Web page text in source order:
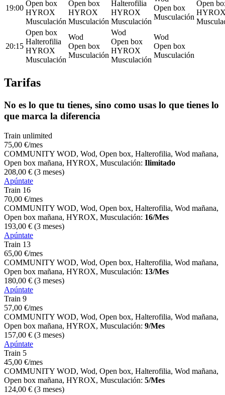
19:00
Open box
HYROX
Musculación
Open box
HYROX
Musculación
Halterofilia
HYROX
Musculación
Open box
Musculación
Open
20:15
Open box
Halterofilia
HYROX
Musculación
Wod
Open box
Musculación
Wod
Open box
HYROX
Musculación
Wod
Open box
Musculación
Tarifas
No es lo que tu tienes, sino como usas lo que tienes lo
que marca la diferencia
Train unlimited
75,00 €/mes
COMMUNITY WOD, Wod, Open box, Halterofilia, Wod mañana,
Open box mañana, HYROX, Musculación: Ilimitado
208,00 € (3 meses)
Apúntate
Train 16
70,00 €/mes
COMMUNITY WOD, Wod, Open box, Halterofilia, Wod mañana,
Open box mañana, HYROX, Musculación: 16/Mes
193,00 € (3 meses)
Apúntate
Train 13
65,00 €/mes
COMMUNITY WOD, Wod, Open box, Halterofilia, Wod mañana,
Open box mañana, HYROX, Musculación: 13/Mes
180,00 € (3 meses)
Apúntate
Train 9
57,00 €/mes
COMMUNITY WOD, Wod, Open box, Halterofilia, Wod mañana,
Open box mañana, HYROX, Musculación: 9/Mes
157,00 € (3 meses)
Apúntate
Train 5
45,00 €/mes
COMMUNITY WOD, Wod, Open box, Halterofilia, Wod mañana,
Open box mañana, HYROX, Musculación: 5/Mes
124,00 € (3 meses)